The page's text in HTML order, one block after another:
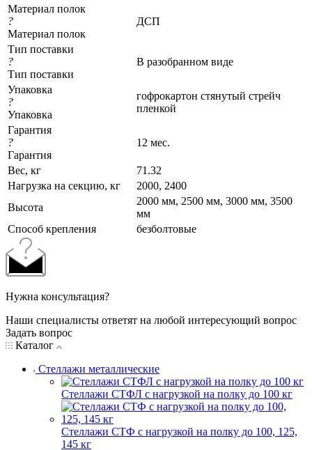
Материал полок
?
Материал полок
ДСП
Тип поставки
?
Тип поставки
В разобранном виде
Упаковка
?
Упаковка
гофрокартон стянутый стрейч
пленкой
Гарантия
?
Гарантия
12 мес.
Вес, кг
71.32
Нагрузка на секцию, кг
2000, 2400
Высота
2000 мм, 2500 мм, 3000 мм, 3500
мм
Cпособ крепления
безболтовые
Нужна консультация?
Наши специалисты ответят на любой интересующий вопрос
Задать вопрос
Каталог
Стеллажи металлические
Стеллажи СТФЛ с нагрузкой на полку до 100 кг
Стеллажи СТФ с нагрузкой на полку до 100, 125,
145 кг